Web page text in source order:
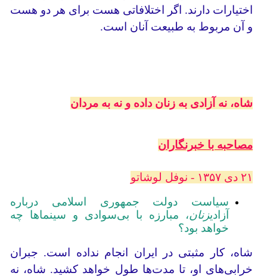
اختیارات دارند. اگر اختلافاتی هست برای هر دو هست
و آن مربوط به طبیعت آنان است.
شاه، نه آزادی به زنان داده و نه به مردان
مصاحبه با خبرنگاران
۲۱ دی ۱۳۵۷ - نوفل لوشاتو
سیاست دولت جمهوری اسلامی درباره
آزادیزنان، مبارزه با بی‌سوادی و سینماها چه
خواهد بود؟
شاه، کار مثبتی در ایران انجام نداده است. جبران
خرابی‌های او، تا مدت‌ها طول خواهد کشید. شاه، نه